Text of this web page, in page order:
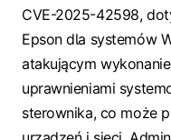
CVE-2025-42598,
Epson dla systemów
atakującym
uprawnieniami
sterownika, co może